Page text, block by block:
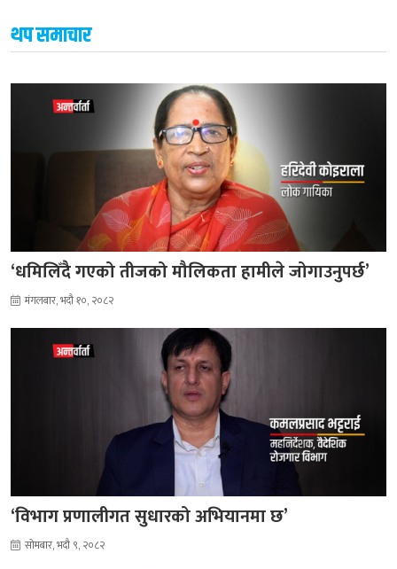
थप समाचार
‘धमिलिँदै गएको तीजको मौलिकता हामीले जोगाउनुपर्छ’
मंगलबार, भदौ १०, २०८२
‘विभाग प्रणालीगत सुधारको अभियानमा छ’
सोमबार, भदौ ९, २०८२